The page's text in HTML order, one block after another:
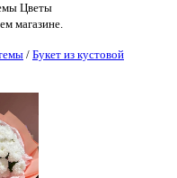
Цветы
магазине.
/ Букет из кустовой